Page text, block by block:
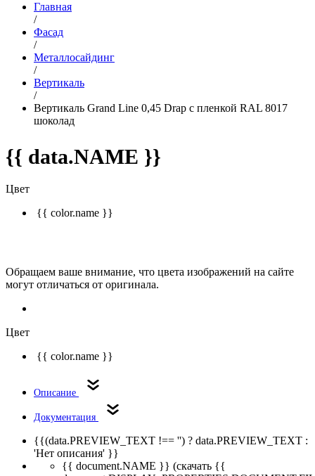
Главная
/
Фасад
/
Металлосайдинг
/
Вертикаль
/
Вертикаль Grand Line 0,45 Drap с пленкой RAL 8017
шоколад
{{ data.NAME }}
Цвет
{{ color.name }}
Обращаем ваше внимание, что цвета изображений на сайте
могут отличаться от оригинала.
Цвет
{{ color.name }}
Описание
Документация
{{(data.PREVIEW_TEXT !== '') ? data.PREVIEW_TEXT :
'Нет описания' }}
{{ document.NAME }} (скачать {{